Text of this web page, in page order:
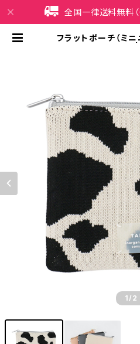
全国一律送料無料（
フラットポーチ（ミ
1 /2